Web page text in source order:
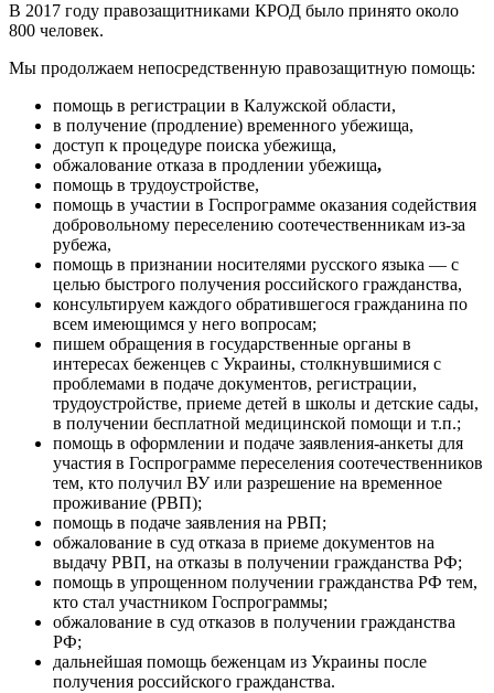
В 2017 году правозащитниками КРОД было принято около
800 человек.
Мы продолжаем непосредственную правозащитную помощь:
помощь в регистрации в Калужской области,
в получение (продление) временного убежища,
доступ к процедуре поиска убежища,
обжалование отказа в продлении убежища,
помощь в трудоустройстве,
помощь в участии в Госпрограмме оказания содействия
добровольному переселению соотечественникам из-за
рубежа,
помощь в признании носителями русского языка — с
целью быстрого получения российского гражданства,
консультируем каждого обратившегося гражданина по
всем имеющимся у него вопросам;
пишем обращения в государственные органы в
интересах беженцев с Украины, столкнувшимися с
проблемами в подаче документов, регистрации,
трудоустройстве, приеме детей в школы и детские сады,
в получении бесплатной медицинской помощи и т.п.;
помощь в оформлении и подаче заявления-анкеты для
участия в Госпрограмме переселения соотечественников
тем, кто получил ВУ или разрешение на временное
проживание (РВП);
помощь в подаче заявления на РВП;
обжалование в суд отказа в приеме документов на
выдачу РВП, на отказы в получении гражданства РФ;
помощь в упрощенном получении гражданства РФ тем,
кто стал участником Госпрограммы;
обжалование в суд отказов в получении гражданства
РФ;
дальнейшая помощь беженцам из Украины после
получения российского гражданства.